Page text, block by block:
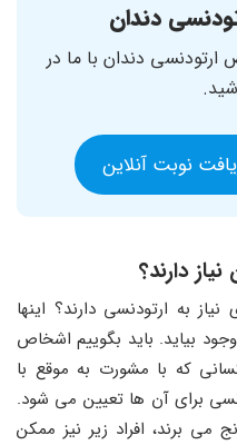
دندان
دندان با ما در
نوبت آنلاین
دارند؟
به ارتودنسی دارند؟ اینها
بیاید. باید بگوییم اشخاص
که با مشورت به موقع با
برای آن‌ ها تعیین می‌ شود.
می ‌برند، افراد زیر نیز ممکن